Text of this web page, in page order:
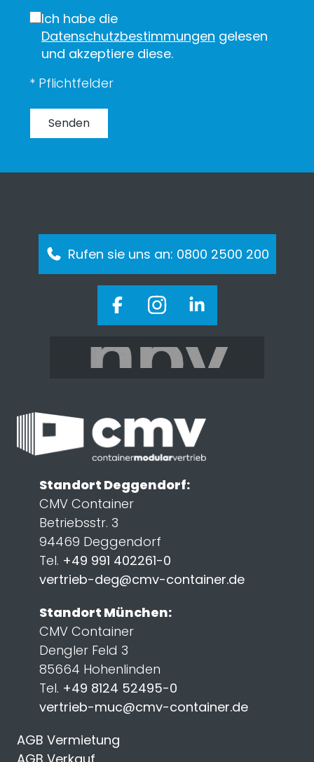
Ich habe die
Datenschutzbestimmungen gelesen
und akzeptiere diese.
* Pflichtfelder
Rufen sie uns an: 0800 2500 200
Standort Deggendorf:
CMV Container
Betriebsstr. 3
94469 Deggendorf
Tel. +49 991 402261-0
vertrieb-deg@cmv-container.de
Standort München:
CMV Container
Dengler Feld 3
85664 Hohenlinden
Tel. +49 8124 52495-0
vertrieb-muc@cmv-container.de
AGB Vermietung